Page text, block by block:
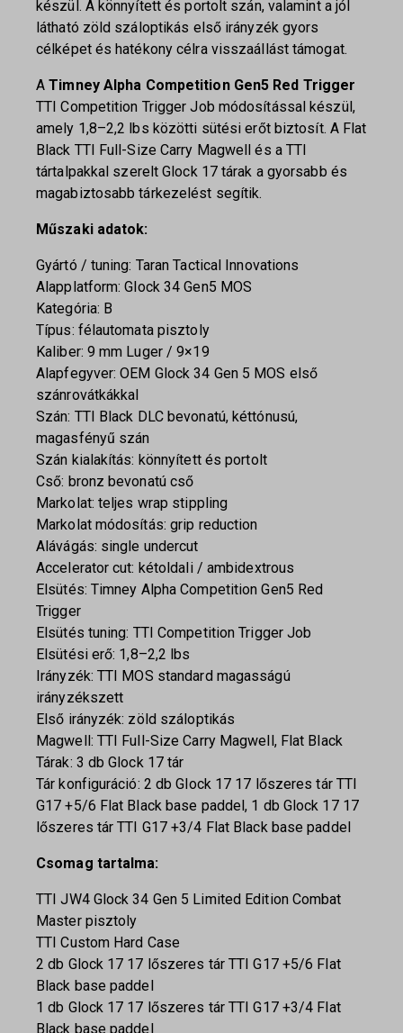
készül. A könnyített és portolt szán, valamint a jól
látható zöld száloptikás első irányzék gyors
célképet és hatékony célra visszaállást támogat.
ATimney Alpha Competition Gen5 Red Trigger
TTI Competition Trigger Job módosítással készül,
amely 1,8–2,2 lbs közötti sütési erőt biztosít. A Flat
Black TTI Full-Size Carry Magwell és a TTI
tártalpakkal szerelt Glock 17 tárak a gyorsabb és
magabiztosabb tárkezelést segítik.
Műszaki adatok:
Gyártó / tuning: Taran Tactical Innovations
Alapplatform: Glock 34 Gen5 MOS
Kategória: B
Típus: félautomata pisztoly
Kaliber: 9 mm Luger / 9×19
Alapfegyver: OEM Glock 34 Gen 5 MOS első
szánrovátkákkal
Szán: TTI Black DLC bevonatú, kéttónusú,
magasfényű szán
Szán kialakítás: könnyített és portolt
Cső: bronz bevonatú cső
Markolat: teljes wrap stippling
Markolat módosítás: grip reduction
Alávágás: single undercut
Accelerator cut: kétoldali / ambidextrous
Elsütés: Timney Alpha Competition Gen5 Red
Trigger
Elsütés tuning: TTI Competition Trigger Job
Elsütési erő: 1,8–2,2 lbs
Irányzék: TTI MOS standard magasságú
irányzékszett
Első irányzék: zöld száloptikás
Magwell: TTI Full-Size Carry Magwell, Flat Black
Tárak: 3 db Glock 17 tár
Tár konfiguráció: 2 db Glock 17 17 lőszeres tár TTI
G17 +5/6 Flat Black base paddel, 1 db Glock 17 17
lőszeres tár TTI G17 +3/4 Flat Black base paddel
Csomag tartalma:
TTI JW4 Glock 34 Gen 5 Limited Edition Combat
Master pisztoly
TTI Custom Hard Case
2 db Glock 17 17 lőszeres tár TTI G17 +5/6 Flat
Black base paddel
1 db Glock 17 17 lőszeres tár TTI G17 +3/4 Flat
Black base paddel